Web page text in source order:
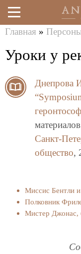
к
здесь
Главная »
Уроки у
Днепрова
Санкт-
общество,
Миссис Бентли
Полковник
Мистер Джонас,